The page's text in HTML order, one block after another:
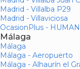
Madrid - Villalba P29
Madrid - Villaviciosa
OcasionPlus -
Málaga
Málaga
Málaga - Aeropuerto
Málaga - Alhaurín el